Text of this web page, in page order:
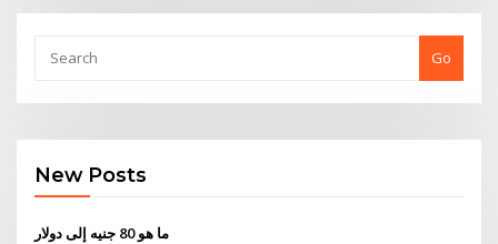
Go
New Posts
ما هو 80 جنيه إلى دولار